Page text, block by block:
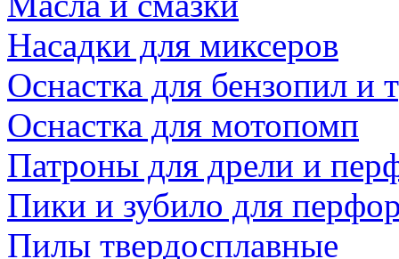
Насадки для миксеров
Оснастка для бензопил и
Оснастка для мотопомп
Патроны для дрели и
Пики и зубило для
Пилы твердосплавные